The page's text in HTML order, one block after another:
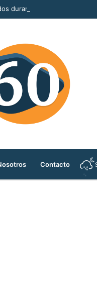
durante la Feria de las
Contacto